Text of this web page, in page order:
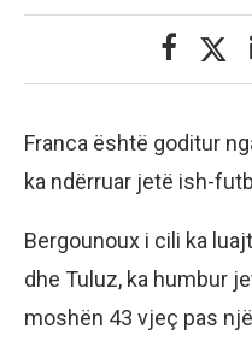
Franca është goditur
ka ndërruar jetë ish-
Bergounoux i cili ka
dhe Tuluz, ka humbur
moshën 43 vjeç pas